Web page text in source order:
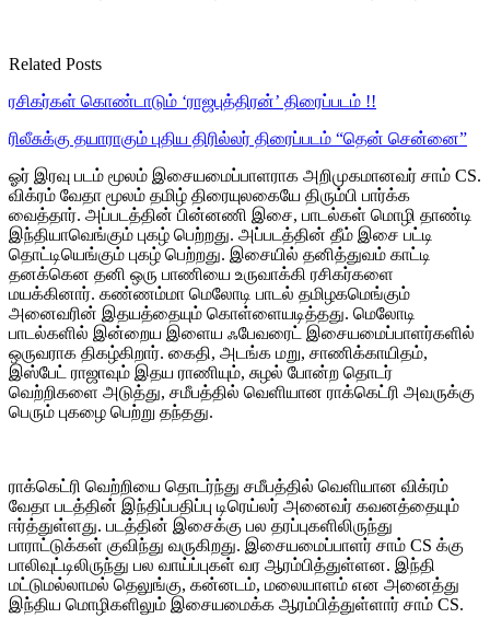
Related Posts
ரசிகர்கள் கொண்டாடும் ‘ராஜபுத்திரன்’ திரைப்படம் !!
ரிலீசுக்கு தயாராகும் புதிய திரில்லர் திரைப்படம் “தென் சென்னை”
ஓர் இரவு படம் மூலம் இசையமைப்பாளராக அறிமுகமானவர் சாம் CS.
விக்ரம் வேதா மூலம் தமிழ் திரையுலகையே திரும்பி பார்க்க
வைத்தார். அப்படத்தின் பின்னணி இசை, பாடல்கள் மொழி தாண்டி
இந்தியாவெங்கும் புகழ் பெற்றது. அப்படத்தின் தீம் இசை பட்டி
தொட்டியெங்கும் புகழ் பெற்றது. இசையில் தனித்துவம் காட்டி
தனக்கென தனி ஒரு பாணியை உருவாக்கி ரசிகர்களை
மயக்கினார். கண்ணம்மா மெலோடி பாடல் தமிழகமெங்கும்
அனைவரின் இதயத்தையும் கொள்ளையடித்தது. மெலோடி
பாடல்களில் இன்றைய இளைய ஃபேவரைட் இசையமைப்பாளர்களில்
ஒருவராக திகழ்கிறார். கைதி, அடங்க மறு, சாணிக்காயிதம்,
இஸ்பேட் ராஜாவும் இதய ராணியும், சுழல் போன்ற தொடர்
வெற்றிகளை அடுத்து, சமீபத்தில் வெளியான ராக்கெட்ரி அவருக்கு
பெரும் புகழை பெற்று தந்தது.
ராக்கெட்ரி வெற்றியை தொடர்ந்து சமீபத்தில் வெளியான விக்ரம்
வேதா படத்தின் இந்திப்பதிப்பு டிரெய்லர் அனைவர் கவனத்தையும்
ஈர்த்துள்ளது. படத்தின் இசைக்கு பல தரப்புகளிலிருந்து
பாராட்டுக்கள் குவிந்து வருகிறது. இசையமைப்பாளர் சாம் CS க்கு
பாலிவுட்டிலிருந்து பல வாய்ப்புகள் வர ஆரம்பித்துள்ளன. இந்தி
மட்டுமல்லாமல் தெலுங்கு, கன்னடம், மலையாளம் என அனைத்து
இந்திய மொழிகளிலும் இசையமைக்க ஆரம்பித்துள்ளார் சாம் CS.